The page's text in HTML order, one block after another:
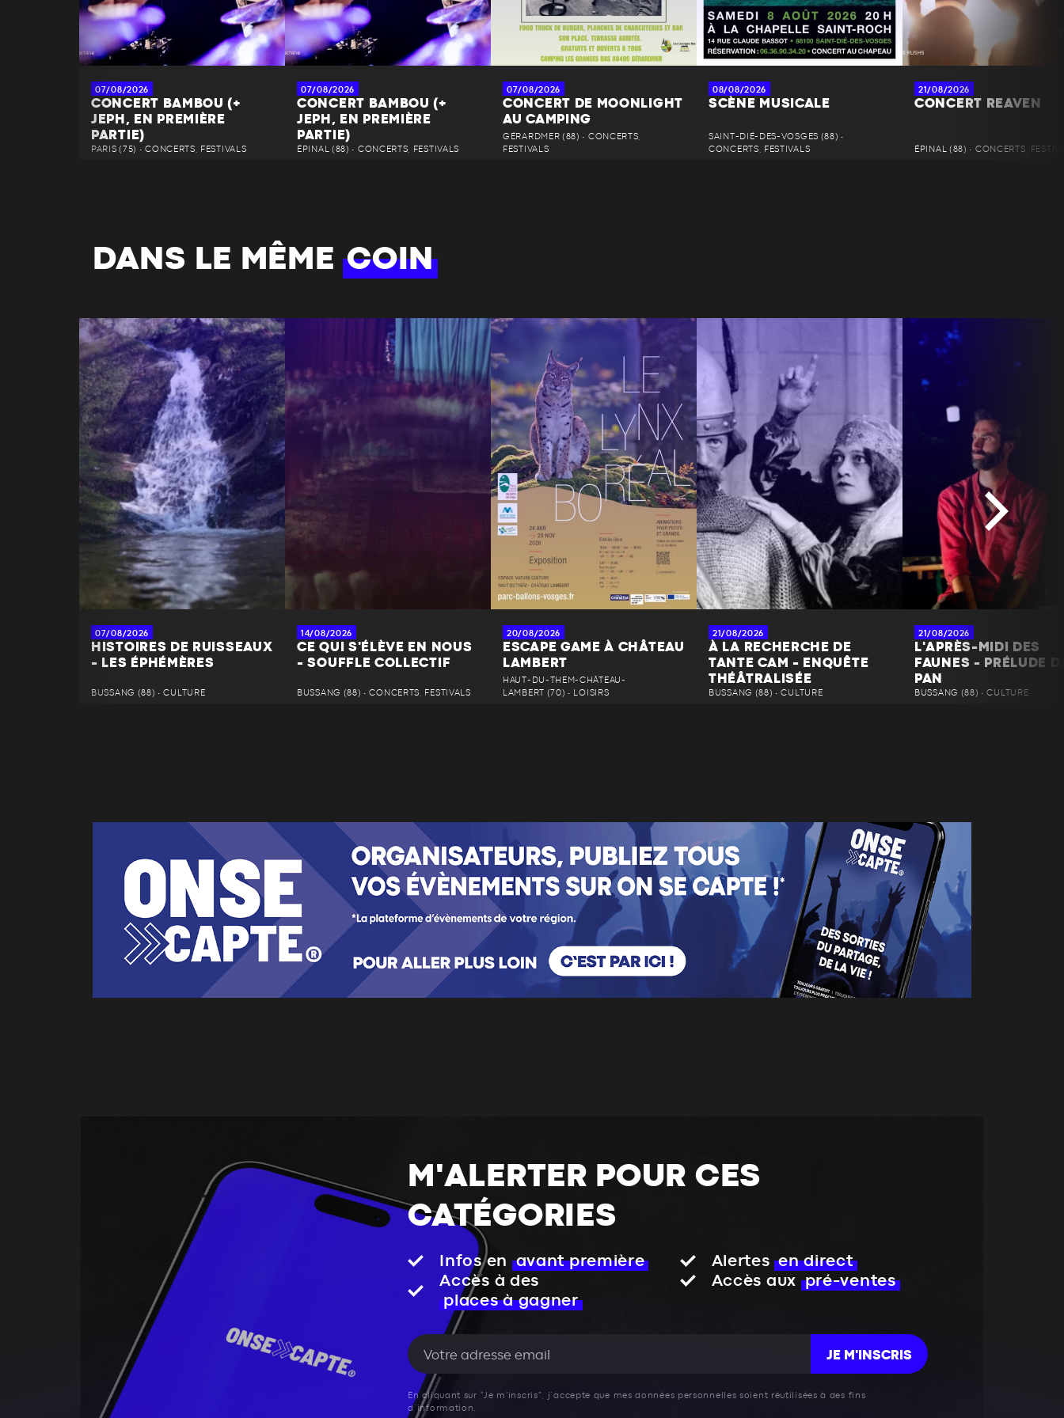
07/08/2026
CONCERT BAMBOU (+
JEPH, EN PREMIÈRE
PARTIE)
PARIS (75) • CONCERTS, FESTIVALS
07/08/2026
CONCERT BAMBOU (+
JEPH, EN PREMIÈRE
PARTIE)
ÉPINAL (88) • CONCERTS, FESTIVALS
07/08/2026
CONCERT DE MOONLIGHT
AU CAMPING
GÉRARDMER (88) • CONCERTS,
FESTIVALS
08/08/2026
SCÈNE MUSICALE
SAINT-DIÉ-DES-VOSGES (88) •
CONCERTS, FESTIVALS
21/08/2026
CONCERT REAVEN
ÉPINAL (88) • CONCERTS,
DANS LE MÊMECOIN
07/08/2026
HISTOIRES DE RUISSEAUX
- LES ÉPHÉMÈRES
BUSSANG (88) • CULTURE
14/08/2026
CE QUI S'ÉLÈVE EN NOUS
- SOUFFLE COLLECTIF
BUSSANG (88) • CONCERTS, FESTIVALS
20/08/2026
ESCAPE GAME À CHÂTEAU
LAMBERT
HAUT-DU-THEM-CHÂTEAU-
LAMBERT (70) • LOISIRS
21/08/2026
À LA RECHERCHE DE
TANTE CAM - ENQUÊTE
THÉÂTRALISÉE
BUSSANG (88) • CULTURE
21/08/2026
L'APRÈS-MIDI DES
FAUNES - PRÉLUDE
PAN
BUSSANG (88) • CULTURE
M'ALERTER POUR CES
CATÉGORIES
Infos en avant première Alertes en direct
Accès à des
places à gagner
Accès aux pré-ventes
JE M'INSCRIS
En cliquant sur "Je m'inscris", j’accepte que mes données personnelles soient réutilisées à des fins
d’information.